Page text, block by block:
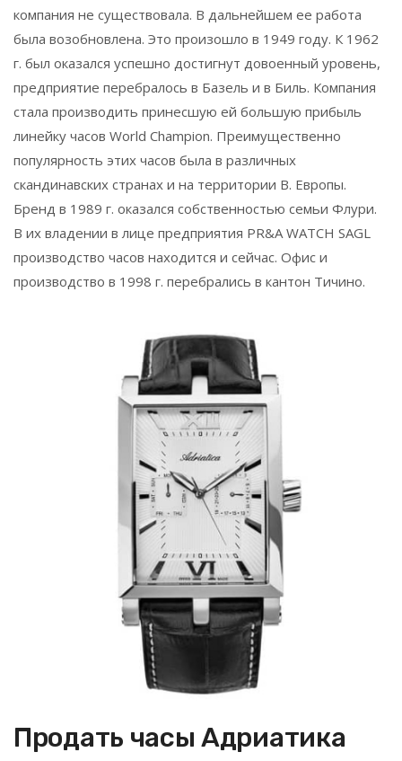
компания не существовала. В дальнейшем ее работа
была возобновлена. Это произошло в 1949 году. К 1962
г. был оказался успешно достигнут довоенный уровень,
предприятие перебралось в Базель и в Биль. Компания
стала производить принесшую ей большую прибыль
линейку часов World Champion. Преимущественно
популярность этих часов была в различных
скандинавских странах и на территории В. Европы.
Бренд в 1989 г. оказался собственностью семьи Флури.
В их владении в лице предприятия PR&A WATCH SAGL
производство часов находится и сейчас. Офис и
производство в 1998 г. перебрались в кантон Тичино.
Продать часы Адриатика